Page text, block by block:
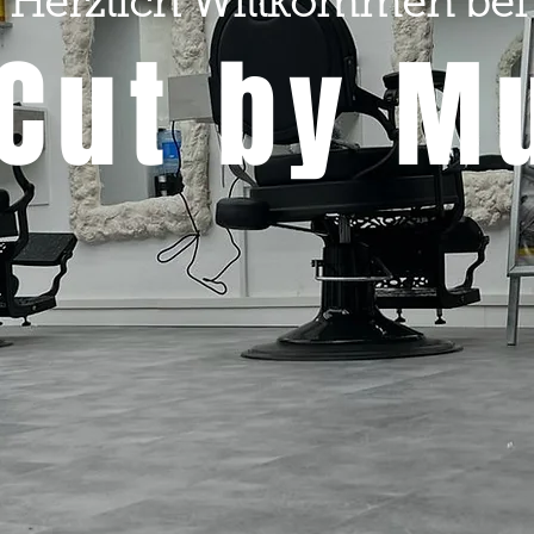
by